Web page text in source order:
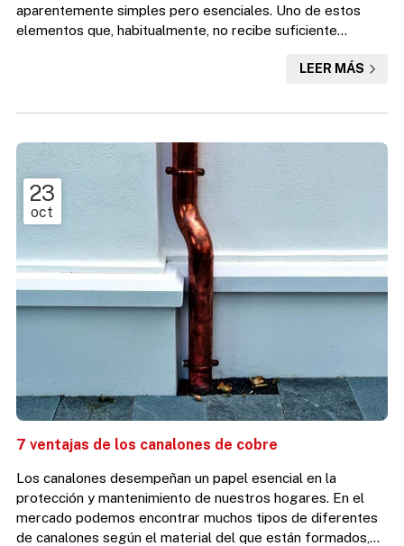
aparentemente simples pero esenciales. Uno de estos
elementos que, habitualmente, no recibe suficiente
protección de su hogar, son los canalones. Estas
adecuadamente el agua de lluvia que cae sobre su techo.
verticales en A Coruña, quer...
LEER MÁS
23
oct
7 ventajas de los canalones de cobre
Los canalones desempeñan un papel esencial en la
protección y mantenimiento de nuestros hogares. En el
mercado podemos encontrar muchos tipos de diferentes
de canalones según el material del que están formados,